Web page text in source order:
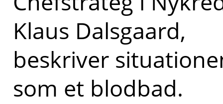
Klaus Dalsgaard,
beskriver
som et blodbad.